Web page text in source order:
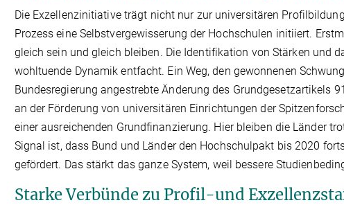
Die Exzellenzinitiative trägt nicht nur zur universitären
Prozess eine Selbstvergewisserung der Hochschulen initiiert.
gleich sein und gleich bleiben. Die Identifikation von Stärken und
wohltuende Dynamik entfacht. Ein Weg, den gewonnenen
Bundesregierung angestrebte Änderung des Grundgesetzartikels
an der Förderung von universitären Einrichtungen der
einer ausreichenden Grundfinanzierung. Hier bleiben die Länder
Signal ist, dass Bund und Länder den Hochschulpakt bis 2020
gefördert. Das stärkt das ganze System, weil bessere
Starke Verbünde zu Profil-und